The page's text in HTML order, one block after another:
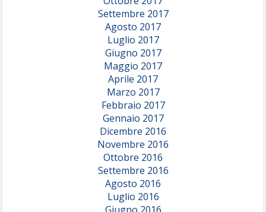
Settembre 2017
Agosto 2017
Luglio 2017
Giugno 2017
Maggio 2017
Aprile 2017
Marzo 2017
Febbraio 2017
Gennaio 2017
Dicembre 2016
Novembre 2016
Ottobre 2016
Settembre 2016
Agosto 2016
Luglio 2016